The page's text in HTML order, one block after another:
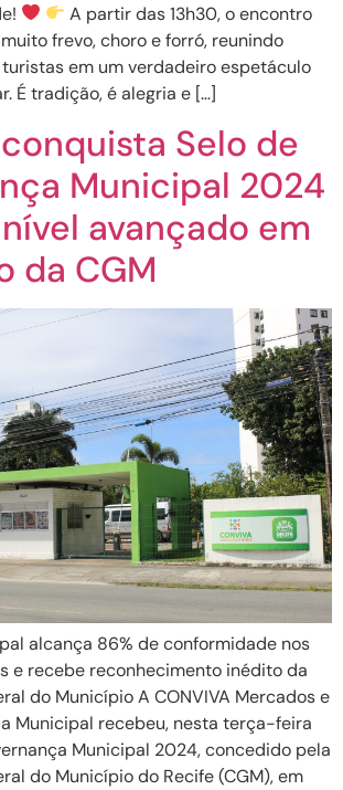
A partir das 13h30, o encontro
frevo, choro e forró, reunindo
em um verdadeiro espetáculo
É tradição, é alegria e […]
Selo de
Municipal 2024
avançado em
da CGM
alcança 86% de conformidade nos
e recebe reconhecimento inédito da
do Município A CONVIVA Mercados e
Municipal recebeu, nesta terça-feira
Municipal 2024, concedido pela
do Município do Recife (CGM), em